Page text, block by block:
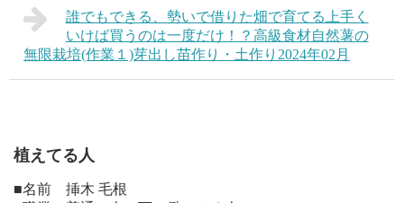
誰でもできる、勢いで借りた畑で育てる上手く
いけば買うのは一度だけ！？高級食材自然薯の
無限栽培(作業１)芽出し苗作り・土作り2024年02月
植えてる人
■名前 挿木 毛根